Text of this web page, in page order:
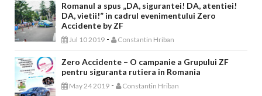
Romanul a spus „DA, sigurantei! DA, atentiei!
DA, vietii!” in cadrul evenimentului Zero
Accidente by ZF
Jul 10 2019 - Constantin Hriban
Zero Accidente – O campanie a Grupului ZF
pentru siguranta rutiera in Romania
May 24 2019 - Constantin Hriban